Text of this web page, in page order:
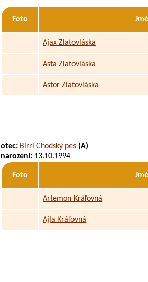
Foto
Ajax Zlatovláska
Asta Zlatovláska
Astor Zlatovláska
otec: Birri Chodský pes (A)
narození: 13.10.1994
Foto
Artemon Kráľovná
Ajla Kráľovná